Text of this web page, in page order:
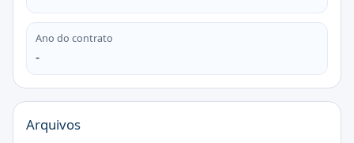
Ano do contrato
-
Arquivos